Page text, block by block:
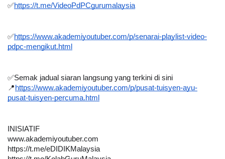
✅https://t.me/VideoPdPCgurumalaysia
✅https://www.akademiyoutuber.com/p/senarai-playlist-video-
pdpc-mengikut.html
✅Semak jadual siaran langsung yang terkini di sini
📍https://www.akademiyoutuber.com/p/pusat-tuisyen-ayu-
pusat-tuisyen-percuma.html
INISIATIF
www.akademiyoutuber.com
https://t.me/eDIDIKMalaysia